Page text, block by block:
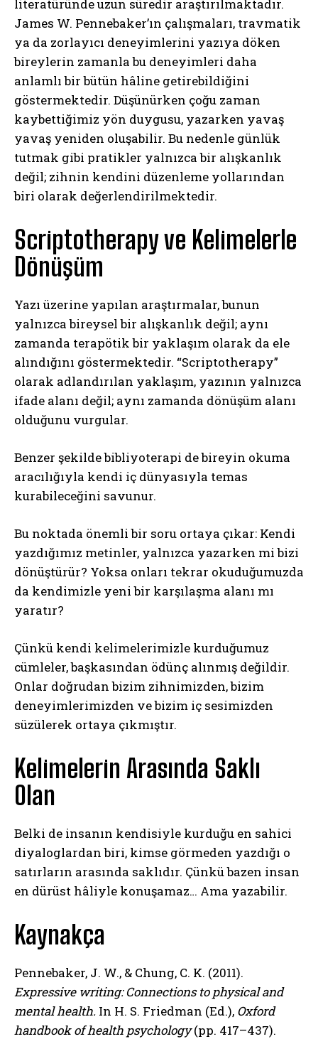
ABONE OL
literatüründe uzun süredir araştırılmaktadır.
James W. Pennebaker’ın çalışmaları, travmatik
ya da zorlayıcı deneyimlerini yazıya döken
bireylerin zamanla bu deneyimleri daha
anlamlı bir bütün hâline getirebildiğini
göstermektedir. Düşünürken çoğu zaman
kaybettiğimiz yön duygusu, yazarken yavaş
yavaş yeniden oluşabilir. Bu nedenle günlük
tutmak gibi pratikler yalnızca bir alışkanlık
değil; zihnin kendini düzenleme yollarından
biri olarak değerlendirilmektedir.
Scriptotherapy ve Kelimelerle
Dönüşüm
Yazı üzerine yapılan araştırmalar, bunun
yalnızca bireysel bir alışkanlık değil; aynı
zamanda terapötik bir yaklaşım olarak da ele
alındığını göstermektedir. “Scriptotherapy”
olarak adlandırılan yaklaşım, yazının yalnızca
ifade alanı değil; aynı zamanda dönüşüm alanı
olduğunu vurgular.
Benzer şekilde bibliyoterapi de bireyin okuma
aracılığıyla kendi iç dünyasıyla temas
kurabileceğini savunur.
Bu noktada önemli bir soru ortaya çıkar: Kendi
yazdığımız metinler, yalnızca yazarken mi bizi
dönüştürür? Yoksa onları tekrar okuduğumuzda
da kendimizle yeni bir karşılaşma alanı mı
yaratır?
Çünkü kendi kelimelerimizle kurduğumuz
cümleler, başkasından ödünç alınmış değildir.
Onlar doğrudan bizim zihnimizden, bizim
deneyimlerimizden ve bizim iç sesimizden
süzülerek ortaya çıkmıştır.
Kelimelerin Arasında Saklı
Olan
Belki de insanın kendisiyle kurduğu en sahici
diyaloglardan biri, kimse görmeden yazdığı o
satırların arasında saklıdır. Çünkü bazen insan
en dürüst hâliyle konuşamaz… Ama yazabilir.
Kaynakça
Pennebaker, J. W., & Chung, C. K. (2011).
Expressive writing: Connections to physical and
mental health. In H. S. Friedman (Ed.), Oxford
handbook of health psychology(pp. 417–437).